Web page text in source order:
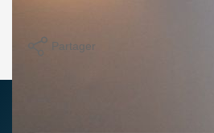
Partager